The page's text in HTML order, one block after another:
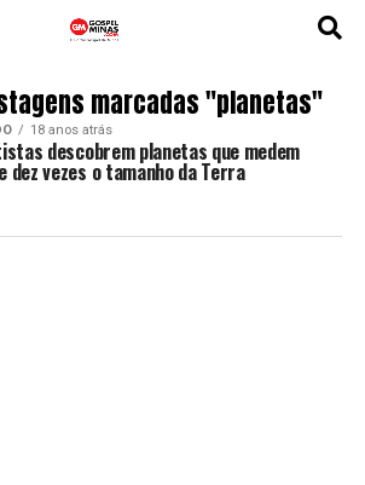
marcadas "planetas"
18 anos atrás
descobrem planetas que medem
dez vezes o tamanho da Terra